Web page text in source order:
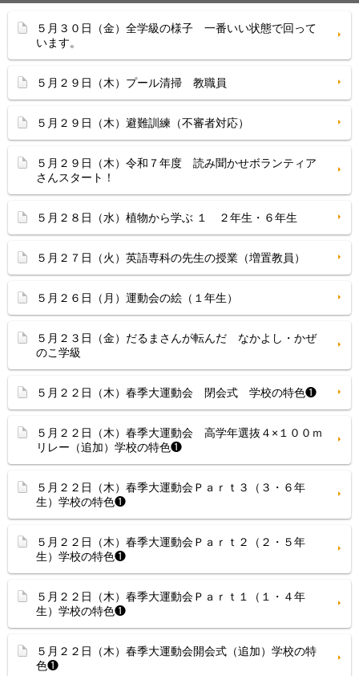
５月３０日（金）全学級の様子 一番いい状態で回って
います。
５月２９日（木）プール清掃 教職員
５月２９日（木）避難訓練（不審者対応）
５月２９日（木）令和７年度 読み聞かせボランティア
さんスタート！
５月２８日（水）植物から学ぶ １ ２年生・６年生
５月２７日（火）英語専科の先生の授業（増置教員）
５月２６日（月）運動会の絵（１年生）
５月２３日（金）だるまさんが転んだ なかよし・かぜ
のこ学級
５月２２日（木）春季大運動会 閉会式 学校の特色❶
５月２２日（木）春季大運動会 高学年選抜４×１００ｍ
リレー（追加）学校の特色❶
５月２２日（木）春季大運動会Ｐａｒｔ３（３・６年
生）学校の特色❶
５月２２日（木）春季大運動会Ｐａｒｔ２（２・５年
生）学校の特色❶
５月２２日（木）春季大運動会Ｐａｒｔ１（１・４年
生）学校の特色❶
５月２２日（木）春季大運動会開会式（追加）学校の特
色❶